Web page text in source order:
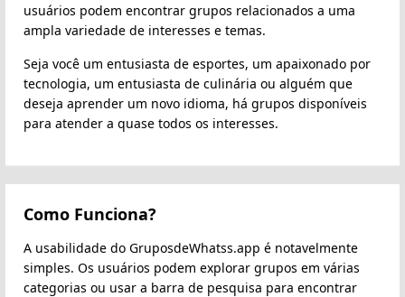
usuários podem encontrar grupos relacionados a uma
ampla variedade de interesses e temas.
Seja você um entusiasta de esportes, um apaixonado por
tecnologia, um entusiasta de culinária ou alguém que
deseja aprender um novo idioma, há grupos disponíveis
para atender a quase todos os interesses.
Como Funciona?
A usabilidade do GruposdeWhatss.app é notavelmente
simples. Os usuários podem explorar grupos em várias
categorias ou usar a barra de pesquisa para encontrar